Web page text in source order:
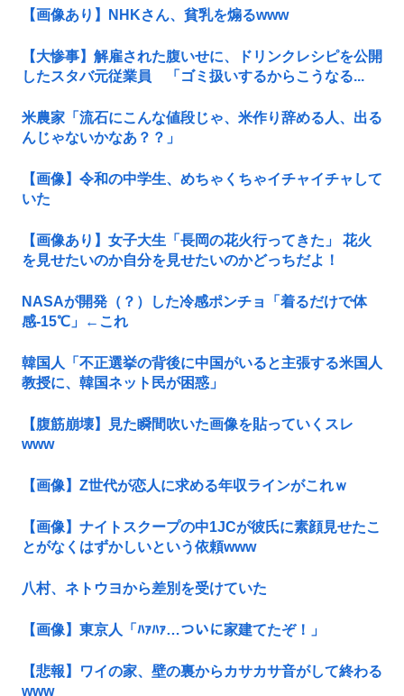
【画像あり】NHKさん、貧乳を煽るwww
【大惨事】解雇された腹いせに、ドリンクレシピを公開
したスタバ元従業員 「ゴミ扱いするからこうなる...
米農家「流石にこんな値段じゃ、米作り辞める人、出る
んじゃないかなあ？？」
【画像】令和の中学生、めちゃくちゃイチャイチャして
いた
【画像あり】女子大生「長岡の花火行ってきた」 花火
を見せたいのか自分を見せたいのかどっちだよ！
NASAが開発（？）した冷感ポンチョ「着るだけで体
感-15℃」←これ
韓国人「不正選挙の背後に中国がいると主張する米国人
教授に、韓国ネット民が困惑」
【腹筋崩壊】見た瞬間吹いた画像を貼っていくスレ
www
【画像】Z世代が恋人に求める年収ラインがこれｗ
【画像】ナイトスクープの中1JCが彼氏に素顔見せたこ
とがなくはずかしいという依頼www
八村、ネトウヨから差別を受けていた
【画像】東京人「ﾊｧﾊｧ…ついに家建てたぞ！」
【悲報】ワイの家、壁の裏からカサカサ音がして終わる
www